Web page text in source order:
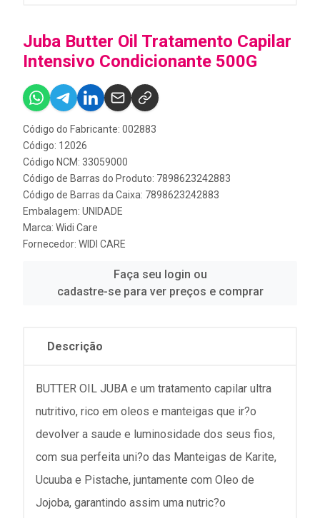
Juba Butter Oil Tratamento Capilar
Intensivo Condicionante 500G
Código do Fabricante: 002883
Código: 12026
Código NCM: 33059000
Código de Barras do Produto: 7898623242883
Código de Barras da Caixa: 7898623242883
Embalagem: UNIDADE
Marca: Widi Care
Fornecedor: WIDI CARE
Faça seu login ou
cadastre-se para ver preços e comprar
Descrição
BUTTER OIL JUBA e um tratamento capilar ultra
nutritivo, rico em oleos e manteigas que ir?o
devolver a saude e luminosidade dos seus fios,
com sua perfeita uni?o das Manteigas de Karite,
Ucuuba e Pistache, juntamente com Oleo de
Jojoba, garantindo assim uma nutric?o